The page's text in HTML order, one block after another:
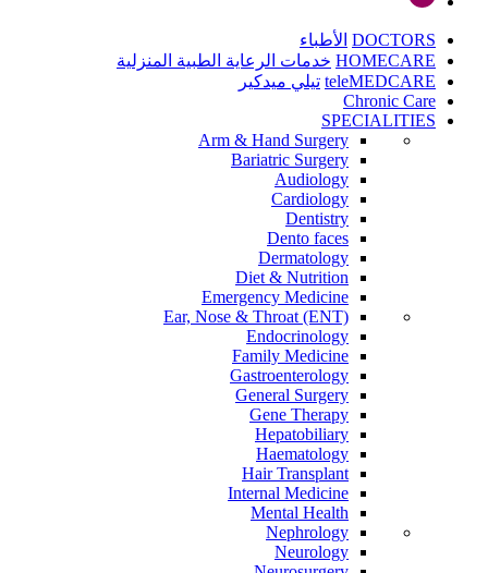
DOCTORS الأطباء
HOMECARE خدمات الرعاية الطبية المنزلية
teleMEDCARE تيلي ميدكير
Chronic Care
SPECIALITIES
Arm & Hand Surgery
Bariatric Surgery
Audiology
Cardiology
Dentistry
Dento faces
Dermatology
Diet & Nutrition
Emergency Medicine
Ear, Nose & Throat (ENT)
Endocrinology
Family Medicine
Gastroenterology
General Surgery
Gene Therapy
Hepatobiliary
Haematology
Hair Transplant
Internal Medicine
Mental Health
Nephrology
Neurology